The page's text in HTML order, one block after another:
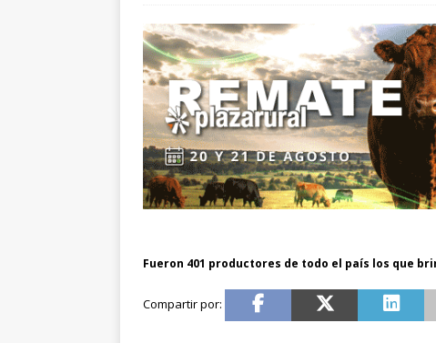
Fueron 401 productores de todo el país los que